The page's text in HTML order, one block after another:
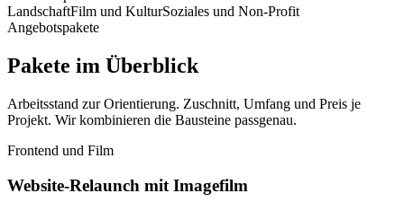
LandschaftFilm und KulturSoziales und Non-Profit
Angebotspakete
Pakete im Überblick
Arbeitsstand zur Orientierung. Zuschnitt, Umfang und Preis je
Projekt. Wir kombinieren die Bausteine passgenau.
Frontend und Film
Website-Relaunch mit Imagefilm